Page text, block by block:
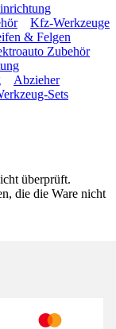
Kfz-Werkzeuge
& Felgen
Zubehör
Abzieher
Sets
überprüft.
die die Ware nicht